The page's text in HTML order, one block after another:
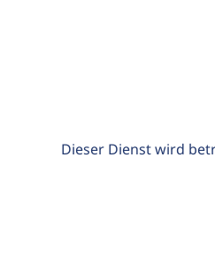
Dieser Dienst wird